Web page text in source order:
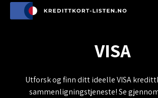
VISA
Utforsk og finn ditt ideelle VISA
sammenligningstjeneste! Se